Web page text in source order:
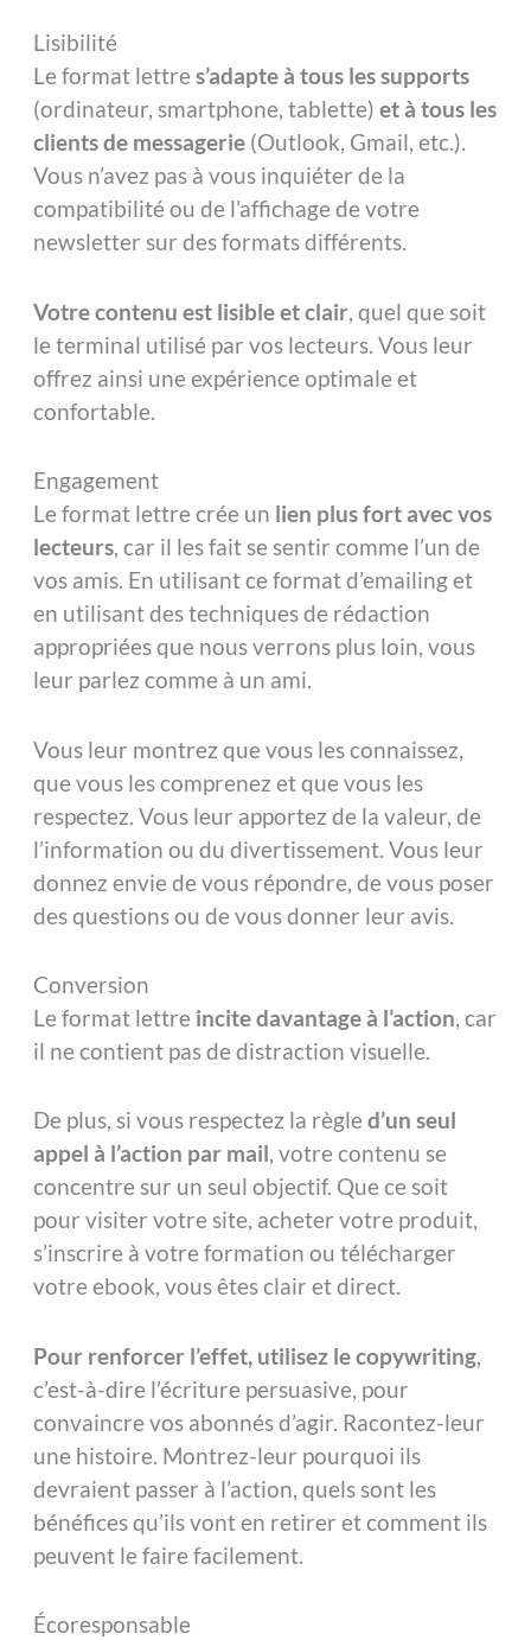
Lisibilité
Le format lettre s’adapte à tous les supports
(ordinateur, smartphone, tablette) et à tous les
clients de messagerie(Outlook, Gmail, etc.).
Vous n’avez pas à vous inquiéter de la
compatibilité ou de l’affichage de votre
newsletter sur des formats différents.
Votre contenu est lisible et clair, quel que soit
le terminal utilisé par vos lecteurs. Vous leur
offrez ainsi une expérience optimale et
confortable.
Engagement
Le format lettre crée un lien plus fort avec vos
lecteurs, car il les fait se sentir comme l’un de
vos amis. En utilisant ce format d’emailing et
en utilisant des techniques de rédaction
appropriées que nous verrons plus loin, vous
leur parlez comme à un ami.
Vous leur montrez que vous les connaissez,
que vous les comprenez et que vous les
respectez. Vous leur apportez de la valeur, de
l’information ou du divertissement. Vous leur
donnez envie de vous répondre, de vous poser
des questions ou de vous donner leur avis.
Conversion
Le format lettre incite davantage à l’action, car
il ne contient pas de distraction visuelle.
De plus, si vous respectez la règle d’un seul
appel à l’action par mail, votre contenu se
concentre sur un seul objectif. Que ce soit
pour visiter votre site, acheter votre produit,
s’inscrire à votre formation ou télécharger
votre ebook, vous êtes clair et direct.
Pour renforcer l’effet, utilisez le copywriting,
c’est-à-dire l’écriture persuasive, pour
convaincre vos abonnés d’agir. Racontez-leur
une histoire. Montrez-leur pourquoi ils
devraient passer à l’action, quels sont les
bénéfices qu’ils vont en retirer et comment ils
peuvent le faire facilement.
Écoresponsable